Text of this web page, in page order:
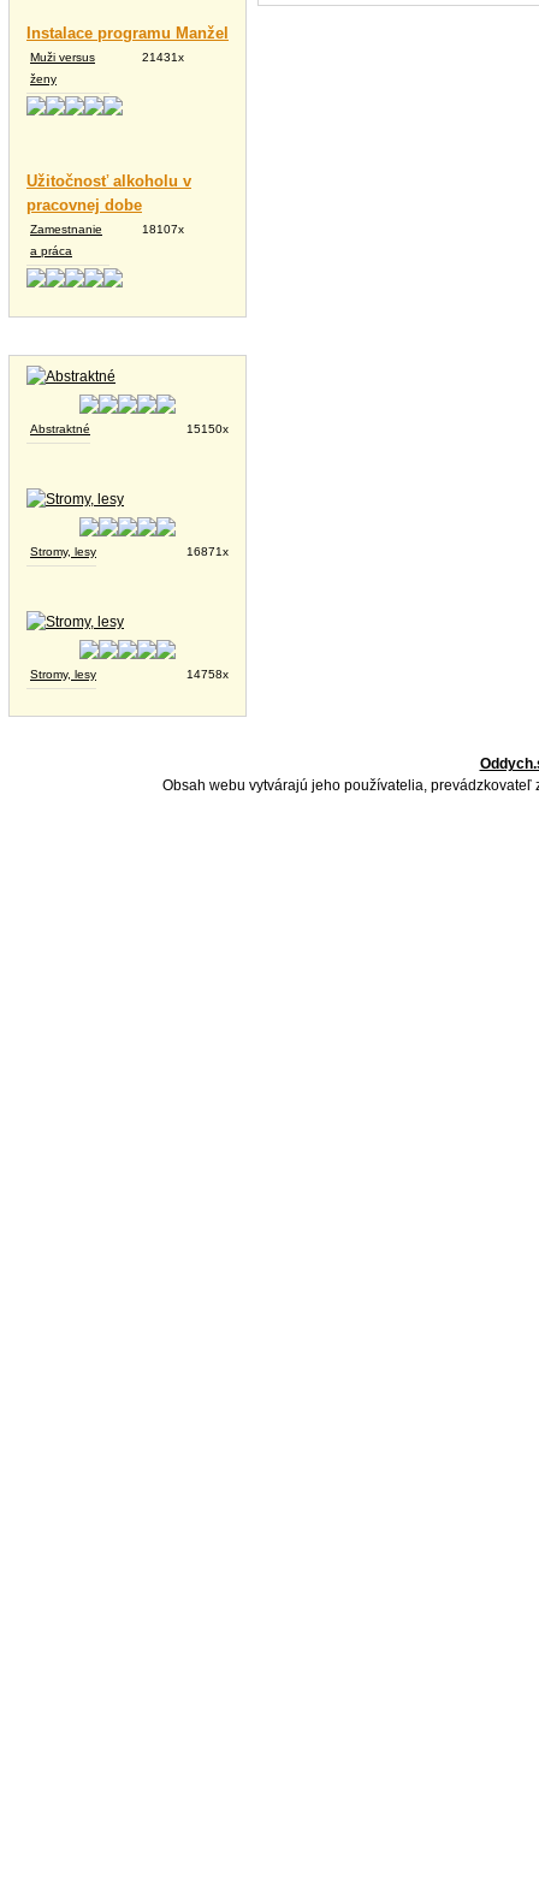
Instalace programu Manžel
Muži versus
ženy
21431x
Užitočnosť alkoholu v
pracovnej dobe
Zamestnanie
a práca
18107x
Abstraktné 15150x
Stromy, lesy 16871x
Stromy, lesy 14758x
Obsah webu vytvárajú jeho používatelia,